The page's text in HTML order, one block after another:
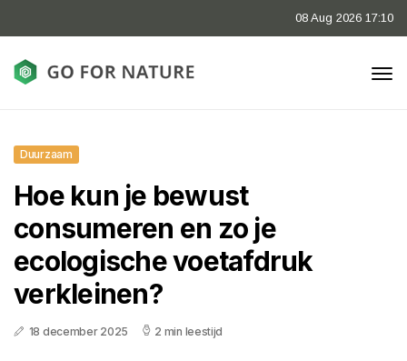
08 Aug 2026 17:10
Duurzaam
Hoe kun je bewust
consumeren en zo je
ecologische voetafdruk
verkleinen?
18 december 2025 2 min leestijd